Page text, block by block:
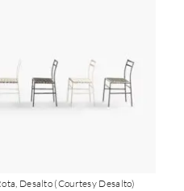
Desalto (Courtesy Desalto)